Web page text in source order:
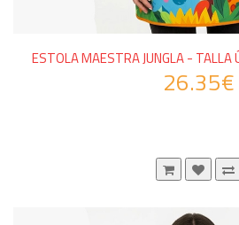
ESTOLA MAESTRA JUNGLA - TALLA
26.35€